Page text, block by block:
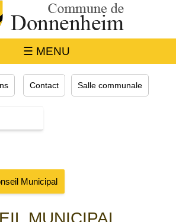
☰ MENU
Contact Salle communale
Municipal
MUNICIPAL